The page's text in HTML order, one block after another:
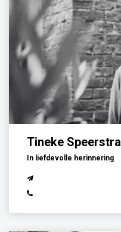
Tineke Speerstra
In liefdevolle herinnering